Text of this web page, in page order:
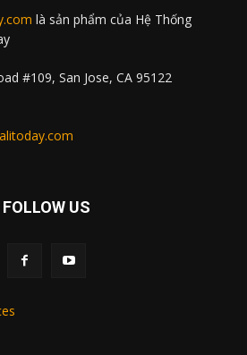
là sản phẩm của Hệ Thống
#109, San Jose, CA 95122
FOLLOW US